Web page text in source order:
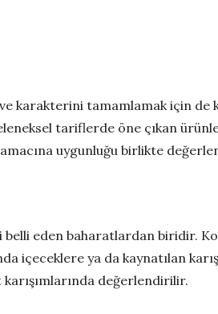
karakterini tamamlamak için de
tariflerde öne çıkan
uygunluğu birlikte
eden baharatlardan biridir.
içeceklere ya da kaynatılan
değerlendirilir.